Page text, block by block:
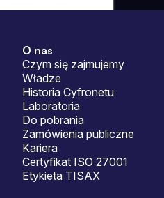
Sitemap
O nas
Czym się zajmujemy
Władze
Historia Cyfronetu
Laboratoria
Do pobrania
Zamówienia publiczne
Kariera
Certyfikat ISO 27001
Etykieta TISAX